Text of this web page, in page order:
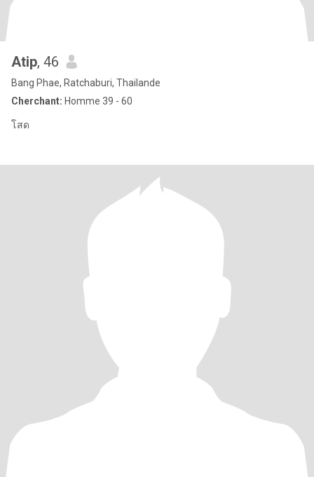
Atip, 46
Bang Phae, Ratchaburi, Thailande
Cherchant: Homme 39 - 60
โสด